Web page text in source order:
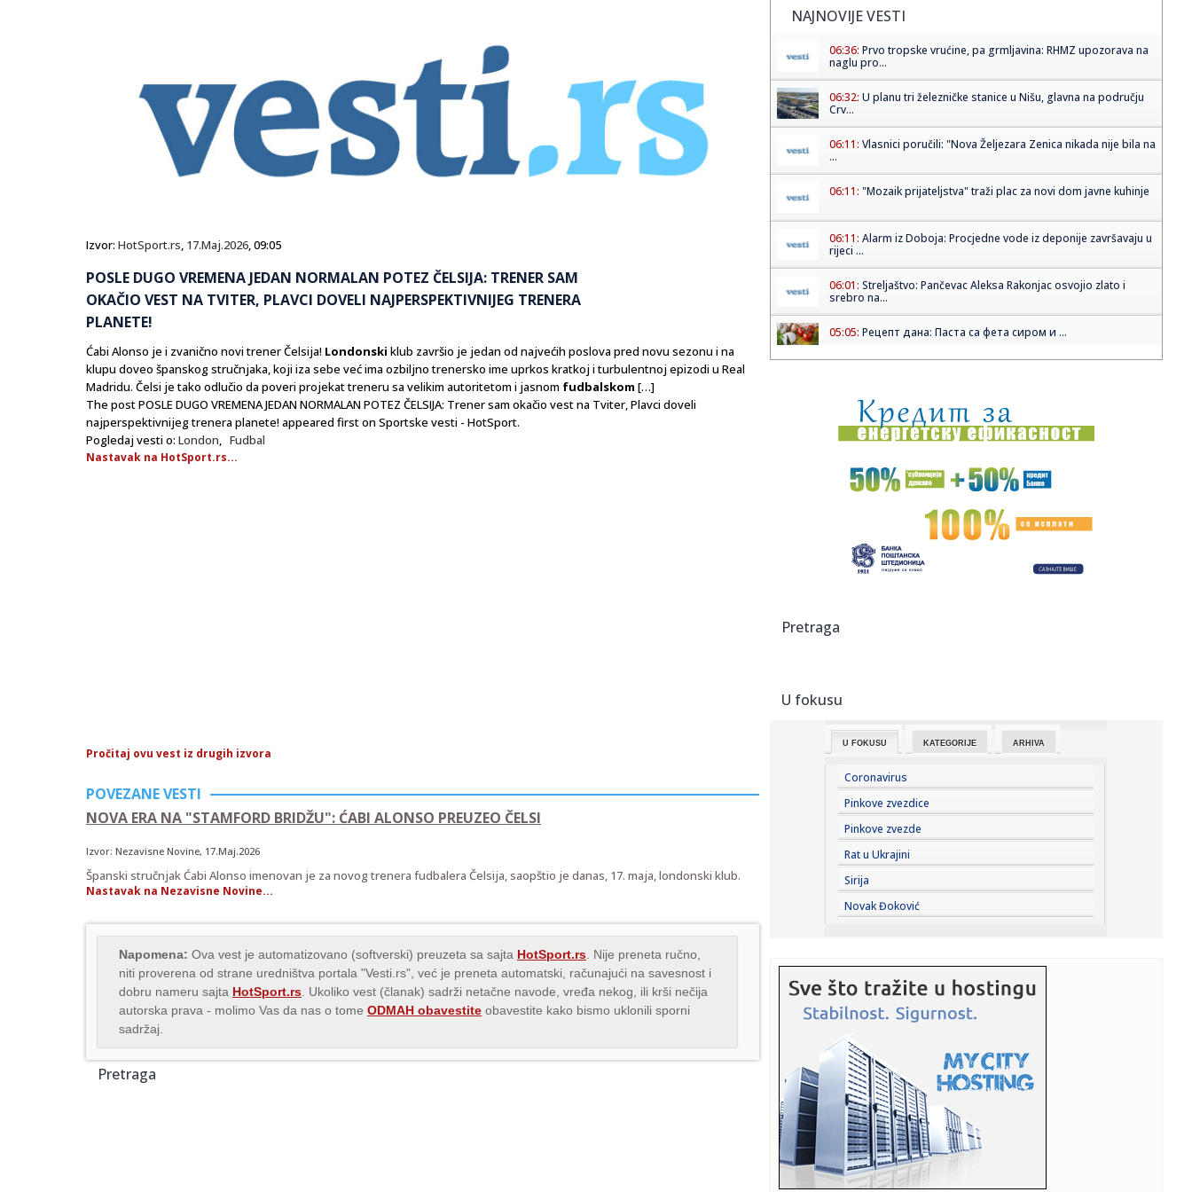
Izvor: HotSport.rs, 17.Maj.2026, 09:05
POSLE DUGO VREMENA JEDAN NORMALAN POTEZ ČELSIJA: TRENER SAM
OKAČIO VEST NA TVITER, PLAVCI DOVELI NAJPERSPEKTIVNIJEG TRENERA
PLANETE!
Ćabi Alonso je i zvanično novi trener Čelsija! Londonski klub završio je jedan od najvećih poslova pred novu sezonu i na
klupu doveo španskog stručnjaka, koji iza sebe već ima ozbiljno trenersko ime uprkos kratkoj i turbulentnoj epizodi u Real
Madridu. Čelsi je tako odlučio da poveri projekat treneru sa velikim autoritetom i jasnom fudbalskom […]
The post POSLE DUGO VREMENA JEDAN NORMALAN POTEZ ČELSIJA: Trener sam okačio vest na Tviter, Plavci doveli
najperspektivnijeg trenera planete! appeared first on Sportske vesti - HotSport.
Pogledaj vesti o: London, Fudbal
Nastavak na HotSport.rs...
Pročitaj ovu vest iz drugih izvora
POVEZANE VESTI
NOVA ERA NA "STAMFORD BRIDŽU": ĆABI ALONSO PREUZEO ČELSI
Izvor: Nezavisne Novine, 17.Maj.2026
Španski stručnjak Ćabi Alonso imenovan je za novog trenera fudbalera Čelsija, saopštio je danas, 17. maja, londonski klub.
Nastavak na Nezavisne Novine...
Napomena: Ova vest je automatizovano (softverski) preuzeta sa sajta HotSport.rs . Nije preneta ručno,
niti proverena od strane uredništva portala "Vesti.rs", već je preneta automatski, računajući na savesnost i
dobru nameru sajta HotSport.rs . Ukoliko vest (članak) sadrži netačne navode, vređa nekog, ili krši nečija
autorska prava - molimo Vas da nas o tome ODMAH obavestite obavestite kako bismo uklonili sporni
sadržaj.
Pretraga
NAJNOVIJE VESTI
06:36: Prvo tropske vrućine, pa grmljavina: RHMZ upozorava na
naglu pro...
06:32: U planu tri železničke stanice u Nišu, glavna na području
Crv...
06:11: Vlasnici poručili: "Nova Željezara Zenica nikada nije bila na
...
06:11: "Mozaik prijateljstva" traži plac za novi dom javne kuhinje
06:11: Alarm iz Doboja: Procjedne vode iz deponije završavaju u
rijeci ...
06:01: Streljaštvo: Pančevac Aleksa Rakonjac osvojio zlato i
srebro na...
05:05: Рецепт дана: Паста са фета сиром и ...
00:44:Dogodilo se na današnji datum, 7. avgust
00:44:Zvezda nastavlja tradiciju, opet časti najmlađe navijače
(FOTO...
Nissan Qashqai e-Power prešao 1980 km s jednim
rezervoarom goriv...
00:29:Evropa gori! Još jedan toplotni talas, cela Italija pod
00:05:
00:04: Vukotić ne zna ko je Baba: "Vidim da ga svi hvale"
00:01:Na današnji dan, 7. avgust
23:59:U predgrađu Damaska podignut autobus u vazduh, dve
osobe poginul...
23:55:ROMAŠČENKO POSLE POTOPA U HUMSKOJ: Jedna stvar
posebno ga je ra...
23:48: Trener Tobola: "Hteli smo da Partizan napada po krilu"
23:47:
23:44:"Mesi bi bio Pikaso" VIDEO
23:41:Marinović nakon pobjede: Zaslužili smo još koji gol, ali
svaka...
23:41:Može li ljetna avantura ipak nekako prerasti u ozbiljnu
Pretraga
U fokusu
U FOKUSU KATEGORIJE ARHIVA
Coronavirus
Pinkove zvezdice
Pinkove zvezde
Rat u Ukrajini
Sirija
Novak Đoković